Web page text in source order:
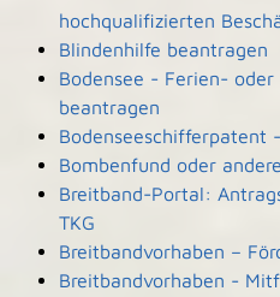
hochqualifizierten
Blindenhilfe beantragen
Bodensee - Ferien-
beantragen
Bodenseeschifferpatent
Bombenfund oder
Breitband-Portal:
TKG
Breitbandvorhaben –
Breitbandvorhaben -